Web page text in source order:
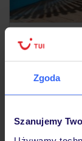
Zgoda
Szanujemy
JAZ Royal
EGIPT
4 206
27.05.2027 -
All Inclusive